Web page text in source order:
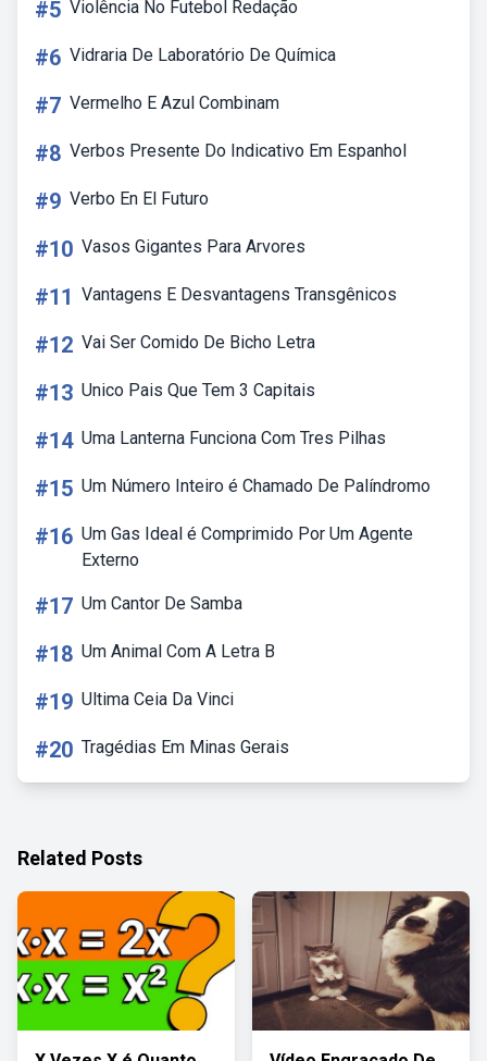
#5 Violência No Futebol Redação
#6 Vidraria De Laboratório De Química
#7 Vermelho E Azul Combinam
#8 Verbos Presente Do Indicativo Em Espanhol
#9 Verbo En El Futuro
#10 Vasos Gigantes Para Arvores
#11 Vantagens E Desvantagens Transgênicos
#12 Vai Ser Comido De Bicho Letra
#13 Unico Pais Que Tem 3 Capitais
#14 Uma Lanterna Funciona Com Tres Pilhas
#15 Um Número Inteiro é Chamado De Palíndromo
#16 Um Gas Ideal é Comprimido Por Um Agente
Externo
#17 Um Cantor De Samba
#18 Um Animal Com A Letra B
#19 Ultima Ceia Da Vinci
#20 Tragédias Em Minas Gerais
Related Posts